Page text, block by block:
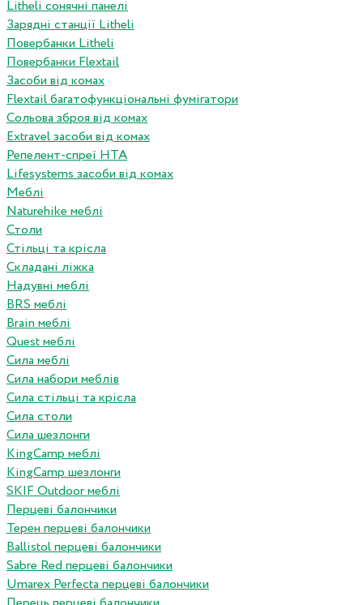
Litheli сонячні панелі
Зарядні станції Litheli
Повербанки Litheli
Повербанки Flextail
Засоби від комах
Flextail багатофункціональні фумігатори
Сольова зброя від комах
Extravel засоби від комах
Репелент-спреї HTA
Lifesystems засоби від комах
Меблі
Naturehike меблі
Столи
Стільці та крісла
Складані ліжка
Надувні меблі
BRS меблі
Brain меблі
Quest меблі
Сила меблі
Сила набори меблів
Сила стільці та крісла
Сила столи
Сила шезлонги
KingCamp меблі
KingCamp шезлонги
SKIF Outdoor меблі
Перцеві балончики
Терен перцеві балончики
Ballistol перцеві балончики
Sabre Red перцеві балончики
Umarex Perfecta перцеві балончики